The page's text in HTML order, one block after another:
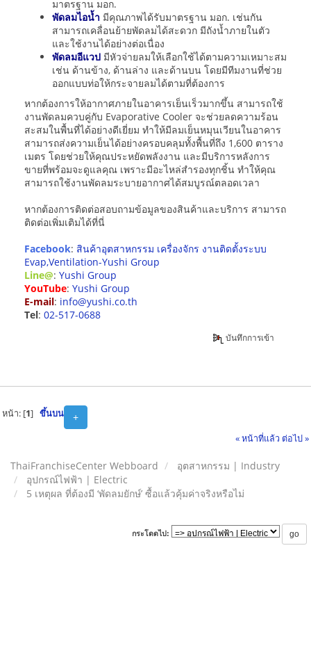
มาตรฐาน มอก.
พัดลมไอน้ำ มีคุณภาพได้รับมาตรฐาน มอก. เช่นกัน
สามารถเคลื่อนย้ายพัดลมได้สะดวก มีถังน้ำภายในตัว
และใช้งานได้อย่างต่อเนื่อง
พัดลมอีแวป มีหัวจ่ายลมให้เลือกใช้ได้ตามความเหมาะสม
เช่น ด้านข้าง, ด้านล่าง และด้านบน โดยมีทีมงานที่ช่วย
ออกแบบท่อให้กระจายลมได้ตามที่ต้องการ
หากต้องการให้อากาศภายในอาคารเย็นเร็วมากขึ้น สามารถใช้
งานพัดลมควบคู่กับ Evaporative Cooler จะช่วยลดความร้อน
สะสมในพื้นที่ได้อย่างดีเยี่ยม ทำให้มีลมเย็นหมุนเวียนในอาคาร
สามารถส่งความเย็นได้อย่างครอบคลุมทั้งพื้นที่ถึง 1,600 ตาราง
เมตร โดยช่วยให้คุณประหยัดพลังงาน และมีบริการหลังการ
ขายที่พร้อมจะดูแลคุณ เพราะมีอะไหล่สำรองทุกชิ้น ทำให้คุณ
สามารถใช้งานพัดลมระบายอากาศได้สมบูรณ์ตลอดเวลา
หากต้องการติดต่อสอบถามข้อมูลของสินค้าและบริการ สามารถ
ติดต่อเพิ่มเติมได้ที่นี่
Facebook: สินค้าอุตสาหกรรม เครื่องจักร งานติดตั้งระบบ
Evap,Ventilation-Yushi Group
Line@: Yushi Group
YouTube: Yushi Group
E-mail: info@yushi.co.th
Tel: 02-517-0688
บันทึกการเข้า
+
หน้า: [1] ขึ้นบน
« หน้าที่แล้ว ต่อไป »
ThaiFranchiseCenter Webboard
อุตสาหกรรม | Industry
อุปกรณ์ไฟฟ้า | Electric
5 เหตุผล ที่ต้องมี ‘พัดลมยักษ์’ ซื้อแล้วคุ้มค่าจริงหรือไม่
กระโดดไป: